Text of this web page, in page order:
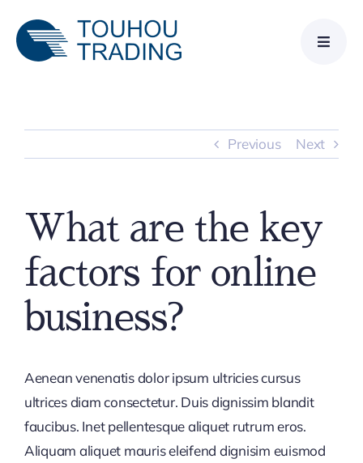
content
Previous Next
What are the key
factors for online
business?
Aenean venenatis dolor ipsum ultricies cursus
ultrices diam consectetur. Duis dignissim blandit
faucibus. Inet pellentesque aliquet rutrum eros.
Aliquam aliquet mauris eleifend dignisim euismod